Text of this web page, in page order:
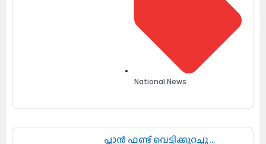
National News
പ്ലാൻ ഫണ്ട് വെട്ടിക്കുറച്ചു …